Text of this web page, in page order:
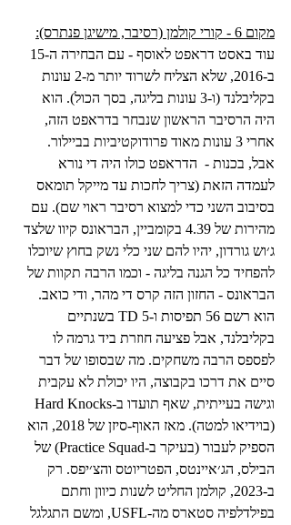
מקום 6 - קורי קולמן (רסיבר, מישיגן פנתרס):
ב-2016, שלא הצליח לשרוד יותר מ-2 עונות
בקליבלנד (ו-3 עונות בליגה, בסך הכול). הוא
היה הרסיבר הראשון שנבחר בדראפט הזה,
אחרי 3 עונות מאוד פרודוקטיביות בביילור.
אבל, בכנות -  הדראפט כולו היה די נורא
לעמדה הזאת (צריך לחכות עד מייקל תומאס
בסיבוב השני כדי למצוא רסיבר ראוי שם). עם
מהירות של 4.39 בקומביין, הבראונס קיוו שלצד
ג׳וש גורדון, יהיו להם שני כלי נשק בחוץ שיוכלו
להפחיד כל הגנה בליגה - וכמו הרבה תקוות של
הבראונס - החזון הזה קרס די מהר, ודי כואב.
הוא רשם 56 תפיסות ו-5 TD בשנתיים
בקליבלנד, אבל פציעה חוזרת ביד גרמה לו
לפספס הרבה משחקים. מה שבסופו של דבר
סיים את דרכו בקבוצה, היו יכולת לא עקבית
(בוידיאו למטה). מאז האוף-סיזן של 2018, הוא
הספיק לעבור (בעיקר ב-Practice Squad) של
הבילס, הג׳איינטס, הפטריוטס והצ׳יפס. רק
ב-2023, קולמן החליט לשנות כיוון וחתם
בפילדלפיה סטארס מה-USFL, ומשם התגלגל